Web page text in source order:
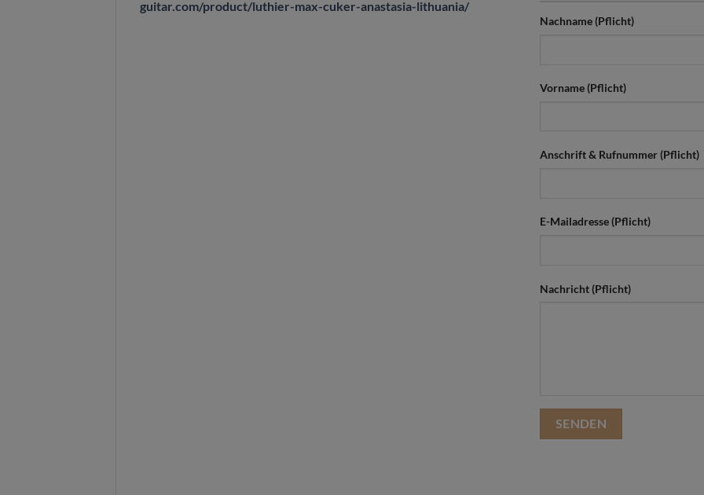
guitar.com/product/luthier-max-cuker-anastasia-lithuania/
Nachname (Pflicht)
Vorname (Pflicht)
Anschrift & Rufnummer (Pflicht)
E-Mailadresse (Pflicht)
Nachricht (Pflicht)